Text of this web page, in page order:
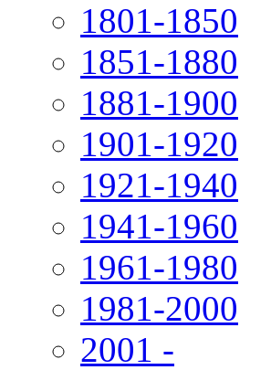
1801-1850
1851-1880
1881-1900
1901-1920
1921-1940
1941-1960
1961-1980
1981-2000
2001 -